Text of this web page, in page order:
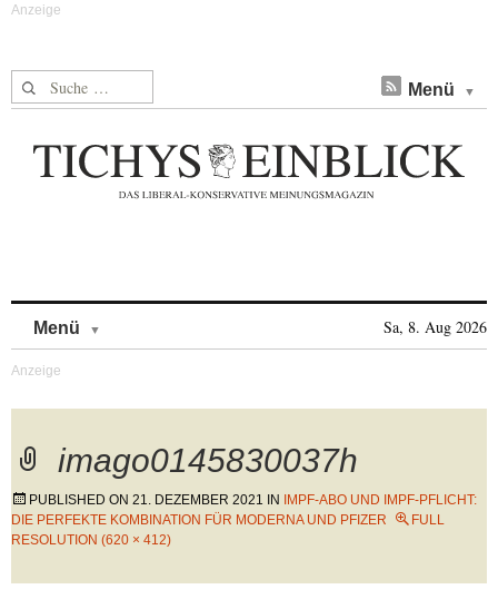
Suche nach: Menü
Menü Sa, 8. Aug 2026
imago0145830037h
PUBLISHED ON 21. DEZEMBER 2021 IN
IMPF-ABO UND IMPF-PFLICHT:
DIE PERFEKTE KOMBINATION FÜR MODERNA UND PFIZER
FULL
RESOLUTION (620 × 412)